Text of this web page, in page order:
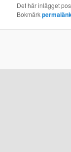
Det här inlägget
Bokmärk